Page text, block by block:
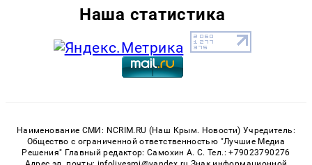
Наша статистика
Наименование СМИ: NCRIM.RU (Наш Крым. Новости) Учредитель:
Общество с ограниченной ответственностью "Лучшие Медиа
Решения" Главный редактор: Самохин А. С. Тел.: +79023790276